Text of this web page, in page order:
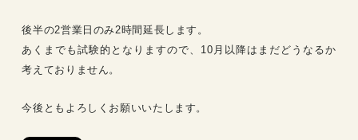
後半の2営業日のみ2時間延長します。
あくまでも試験的となりますので、10月以降はまだどうなるか
考えておりません。
今後ともよろしくお願いいたします。